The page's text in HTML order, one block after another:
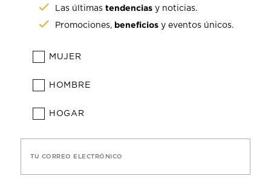
Las últimastendencias y noticias.
Promociones, beneficios y eventos únicos.
MUJER
HOMBRE
HOGAR
TU CORREO ELECTRÓNICO